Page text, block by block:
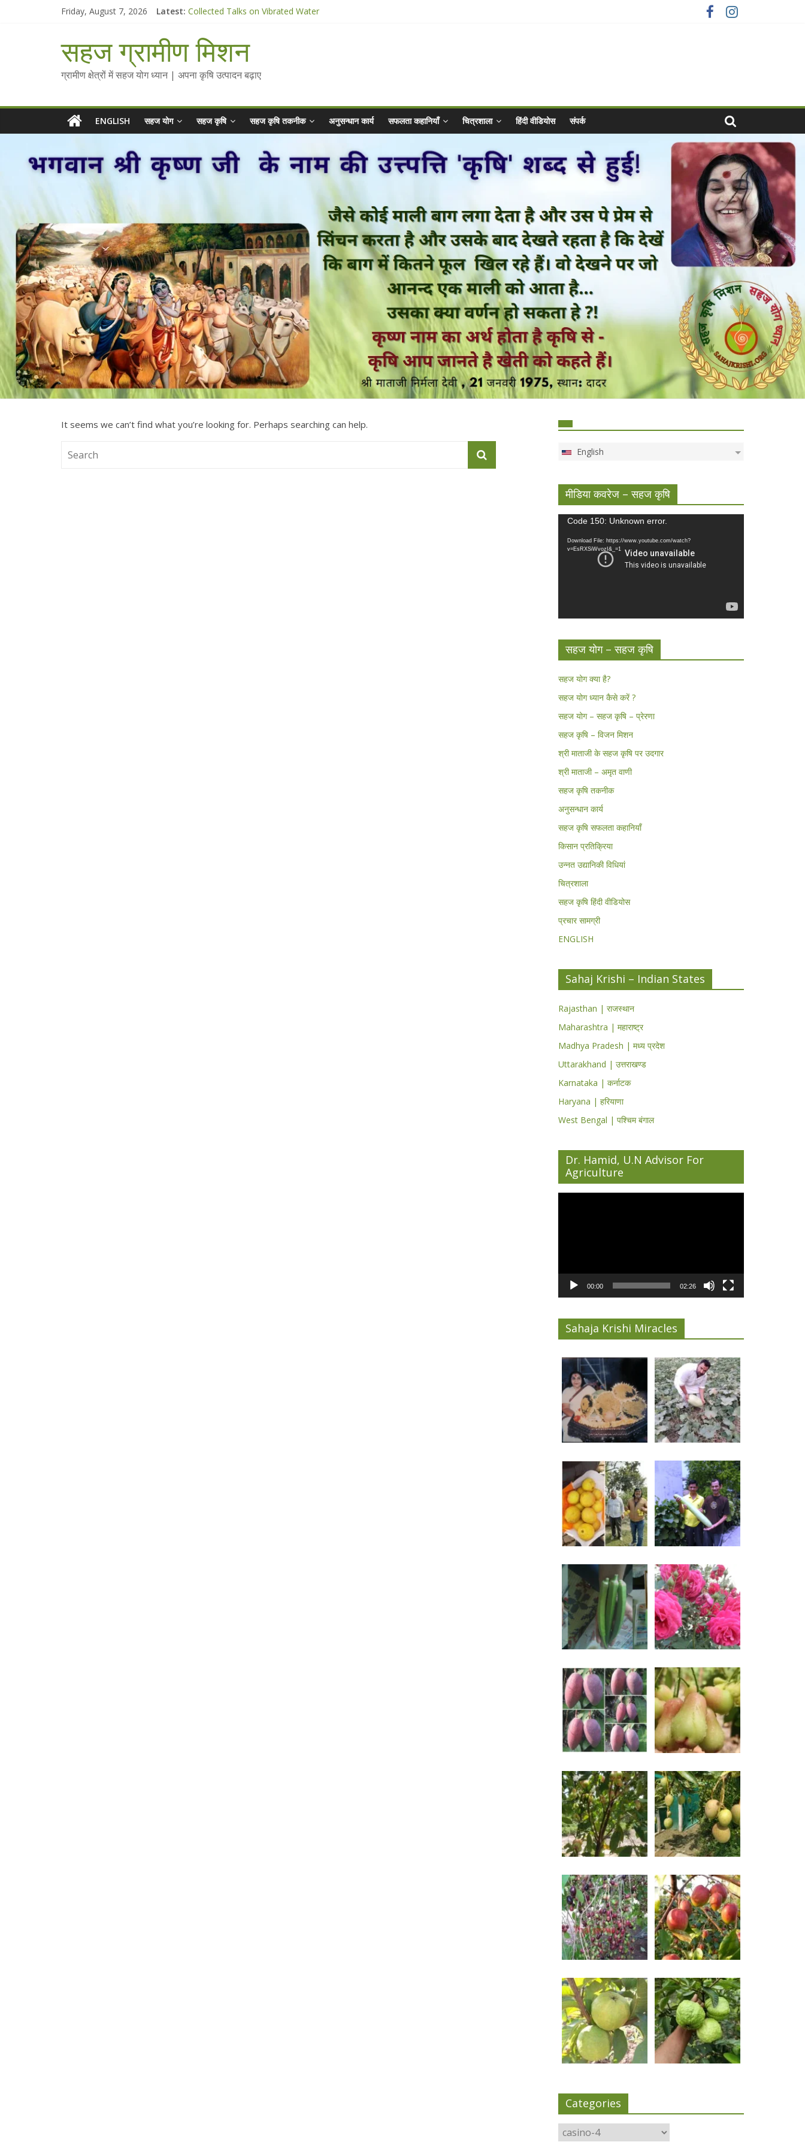
Friday, August 7, 2026 Latest: Collected Talks on Vibrated Water
चैतन्यित जल pdf
Standee Designs @ 2025 for Sahaj Krishi Promotions
Chalo Gaon Ki Or Abhiyaan - 2025-26
सहज ग्रामीण मिशन
ग्रामीण क्षेत्रों में सहज योग ध्यान | अपना कृषि उत्पादन बढ़ाए
ENGLISH सहज योग सहज कृषि सहज कृषि तकनीक अनुसन्धान कार्य सफलता कहानियाँ चित्रशाला हिंदी वीडियोस संपर्क
It seems we can’t find what you’re looking for. Perhaps searching can help.
English
मीडिया कवरेज – सहज कृषि
Video
Code 150: Unknown error.
Download File: https://www.youtube.com/watch?
v=EsRXSiWvozI&_=1
सहज योग – सहज कृषि
सहज योग क्या है?
सहज योग ध्यान कैसे करें ?
सहज योग – सहज कृषि – प्रेरणा
सहज कृषि – विजन मिशन
श्री माताजी के सहज कृषि पर उदगार
श्री माताजी – अमृत वाणी
सहज कृषि तकनीक
अनुसन्धान कार्य
सहज कृषि सफलता कहानियाँ
किसान प्रतिक्रिया
उन्नत उद्यानिकी विधियां
चित्रशाला
सहज कृषि हिंदी वीडियोस
प्रचार सामग्री
ENGLISH
Sahaj Krishi – Indian States
Rajasthan | राजस्थान
Maharashtra | महाराष्ट्र
Madhya Pradesh | मध्य प्रदेश
Uttarakhand | उत्तराखण्ड
Karnataka | कर्नाटक
Haryana | हरियाणा
West Bengal | पश्चिम बंगाल
Dr. Hamid, U.N Advisor For
Agriculture
00:00 02:26
Sahaja Krishi Miracles
Categories
Categories